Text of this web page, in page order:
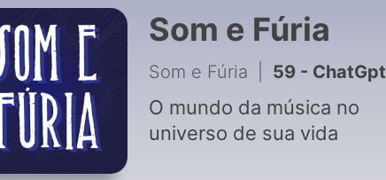
Som e Fúria
Som e Fúria 59 - ChatGpt - Explorando o Potencial da Inteligência Artificial - Som e Fúria #59
O mundo da música no
universo de sua vida